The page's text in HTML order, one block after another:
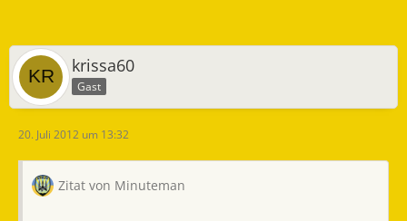
krissa60
Gast
20. Juli 2012 um 13:32
Zitat von Minuteman